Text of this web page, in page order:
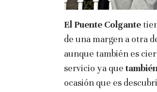
El Puente Colgante
de una margen a otra
aunque también es
servicio ya que
ocasión que es